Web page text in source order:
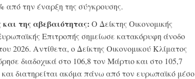
από την έναρξη της σύγκρουσης.
της αβεβαιότητας: Ο Δείκτης Οικονομικής
Επιτροπής σημείωσε κατακόρυφη άνοδο
2026. Αντίθετα, ο Δείκτης Οικονομικού Κλίματος
διαδοχικά στο 106,8 τον Μάρτιο και στο 105,7
διατηρείται ακόμα πάνω από τον ευρωπαϊκό μέσο